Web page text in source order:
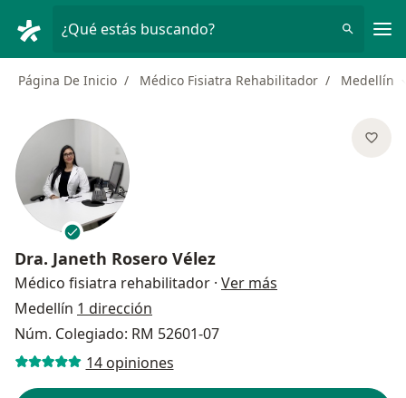
¿Qué estás buscando?
Página De Inicio Médico Fisiatra Rehabilitador Medellín
Dra. Janeth Rosero Vélez
Médico fisiatra rehabilitador · Ver más
Medellín 1 dirección
Núm. Colegiado: RM 52601-07
14 opiniones